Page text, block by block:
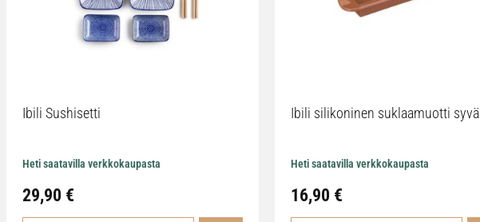
Ibili Sushisetti
Heti saatavilla verkkokaupasta
29,90 €
Ibili silikoninen suklaamuotti syvä
Heti saatavilla verkkokaupasta
16,90 €